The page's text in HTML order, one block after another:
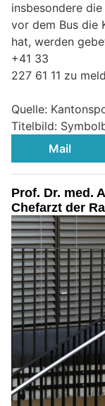
insbesondere
vor dem Bus die
hat, werden
+41 33
227 61 11 zu
Quelle:
Titelbild:
Mail
Prof. Dr. med.
Chefarzt der